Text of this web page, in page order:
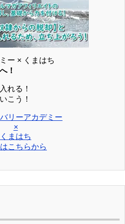
ー × くまはち
！
れる！
こう！
リーアカデミー
×
くまはち
こちらから